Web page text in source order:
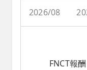
2026/08
FNCT報